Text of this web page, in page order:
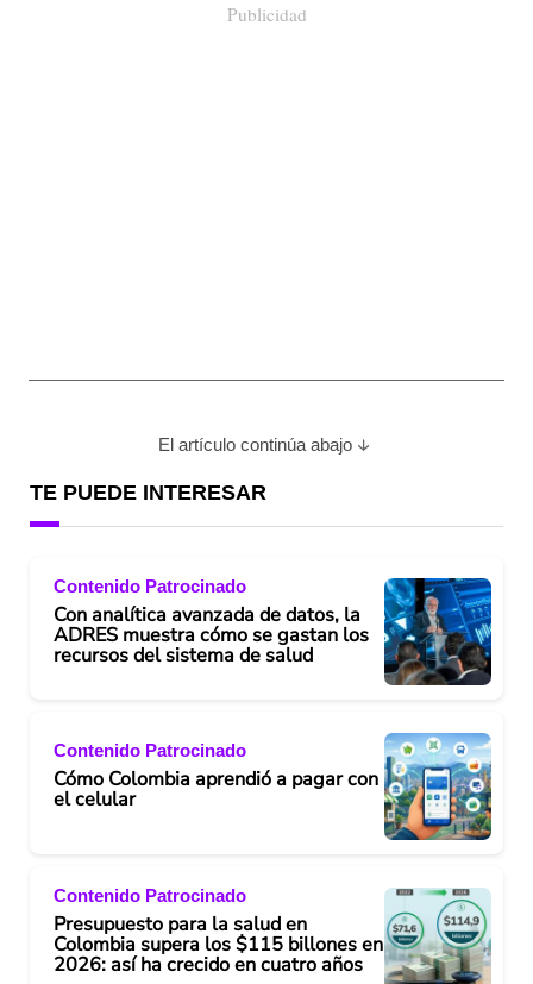
Publicidad
El artículo continúa abajo
TE PUEDE INTERESAR
Contenido Patrocinado
Con analítica avanzada de datos, la
ADRES muestra cómo se gastan los
recursos del sistema de salud
Contenido Patrocinado
Cómo Colombia aprendió a pagar con
el celular
Contenido Patrocinado
Presupuesto para la salud en
Colombia supera los $115 billones en
2026: así ha crecido en cuatro años